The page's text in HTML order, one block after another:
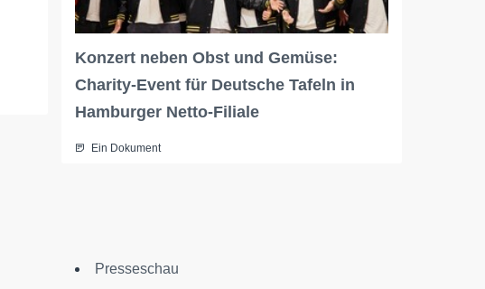
Konzert neben Obst und Gemüse:
Charity-Event für Deutsche Tafeln in
Hamburger Netto-Filiale
Ein Dokument
Presseschau